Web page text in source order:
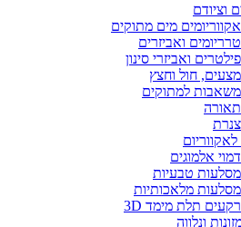
וציודם
אקווריומים מים מתוקים
טרריומים ואביזרים
פילטרים ואביזרי סינון
מצעים, חול וחצץ
משאבות למתוקים
תאורה
צנרת
דמוי אלמוגים
מסלעות טבעיות
מסלעות מלאכותיות
רקעים תלת מימד 3D
ונלווה